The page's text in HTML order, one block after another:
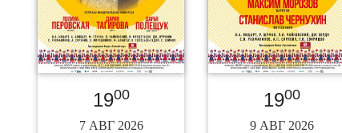
1900
7 АВГ 2026
1900
9 АВГ 2026